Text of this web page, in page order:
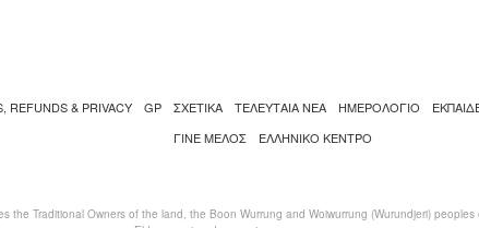
REFUNDS & PRIVACY GP ΣΧΕΤΙΚΑ ΤΕΛΕΥΤΑΙΑ ΝΕΑ ΗΜΕΡΟΛΟΓΙΟ
ΓΙΝΕ ΜΕΛΟΣ
ΕΛΛΗΝΙΚΌ ΚΈΝΤΡΟ
the Traditional Owners of the land, the Boon Wurrung and Woiwurrung (Wurundjeri)